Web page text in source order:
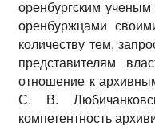
оренбургским
оренбуржцами
количеству тем,
представителям
отношение к
С. В.
компетентность